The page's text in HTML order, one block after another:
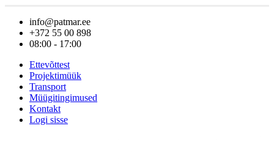
info@patmar.ee
+372 55 00 898
08:00 - 17:00
Ettevõttest
Projektimüük
Transport
Müügitingimused
Kontakt
Logi sisse